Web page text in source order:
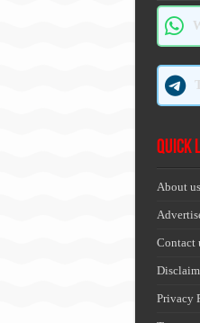
Quick
About us
Contact
Privacy